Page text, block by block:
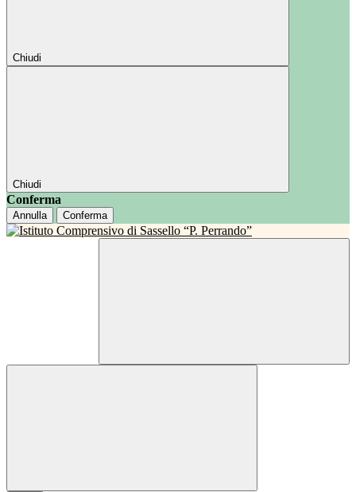
Chiudi
Chiudi
Conferma
Annulla Conferma